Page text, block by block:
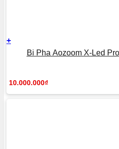
+
Bi Pha Aozoom X-Led
10.000.000₫